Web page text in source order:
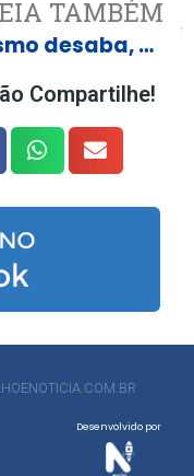
TAMBÉM
Petismo desaba, bolsonarismo sobe e empatam em 35%
Compartilhe!
Desenvolvido por